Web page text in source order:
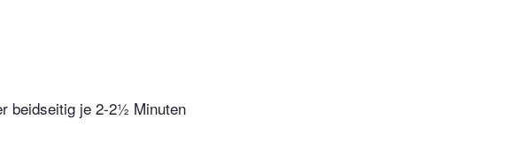
beidseitig je 2-2½ Minuten